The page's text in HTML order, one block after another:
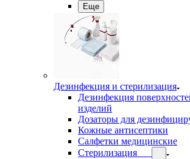
Еще
Дезинфекция и стерилизация
Дезинфекция
изделий
Дозаторы для
Кожные антисептики
Салфетки медицинские
Стерилизация